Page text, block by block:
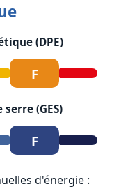
(DPE)
F
(GES)
F
d'énergie :